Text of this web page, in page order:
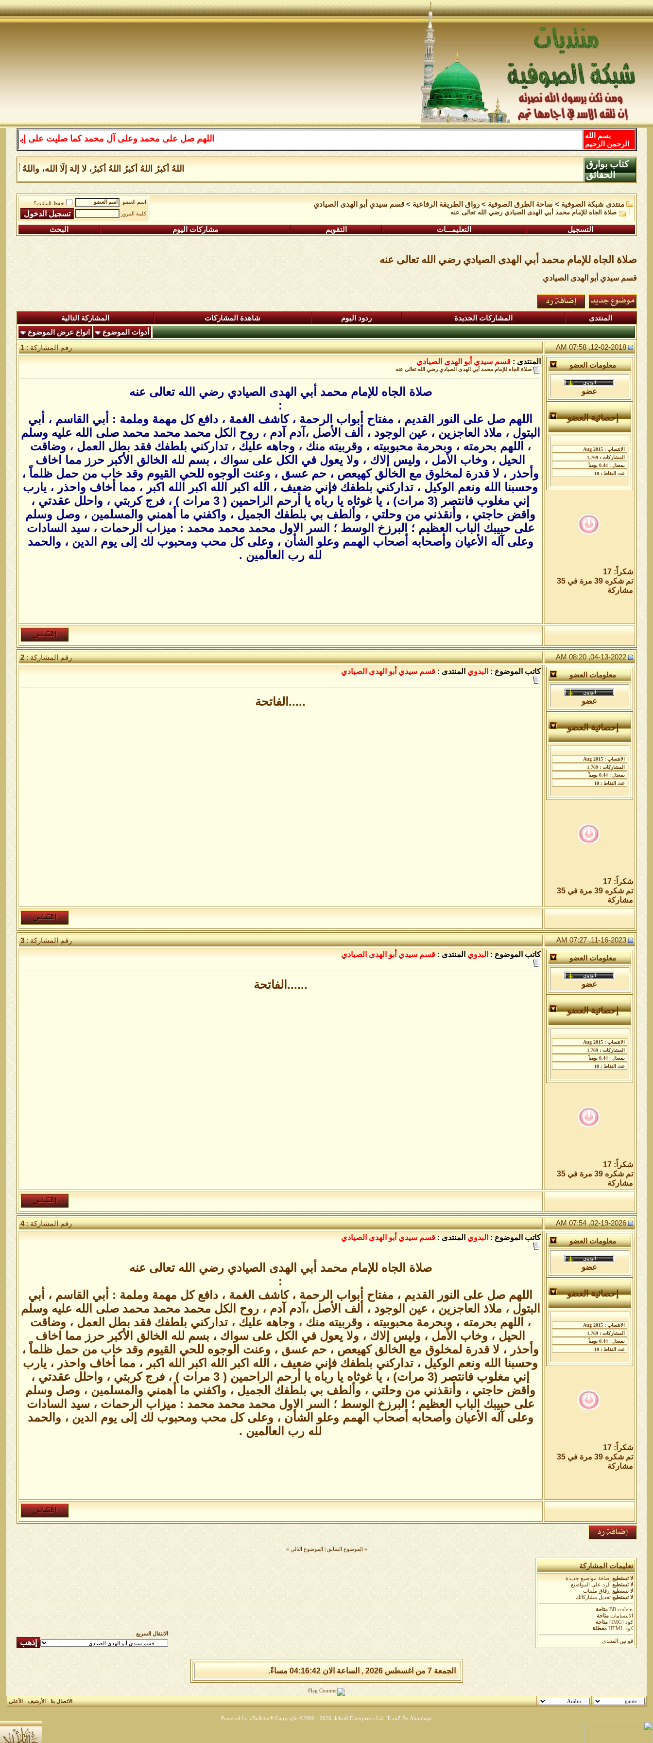
اللهم صل على محمد وعلى آل محمد كما صليت على إبراهيم وعلى
بسم الله
الرحمن الرحيم
اللهُ أكبرُ اللهُ أكبرُ اللهُ أكبرُ، لا إلهَ إلَّا الله، واللهُ
كتاب بوارق
الحقائق
منتدى شبكة الصوفية > ساحة الطرق الصوفية >رواق الطريقة الرفاعية >قسم سيدي أبو الهدى الصيادي
صلاة الجاه للإمام محمد أبي الهدى الصيادي رضي الله تعالى عنه
اسم العضو
حفظ البيانات؟
كلمة المرور
التسجيل التعليمـــات التقويم مشاركات اليوم البحث
صلاة الجاه للإمام محمد أبي الهدى الصيادي رضي الله تعالى عنه
قسم سيدي أبو الهدى الصيادي
المنتدى المشاركات الجديدة ردود اليوم شاهدة المشاركات
المشاركة التالية
أدوات الموضوع
انواع عرض الموضوع
12-02-2018, 07:58 AM
رقم المشاركة :1
معلومات العضو
عضو
إحصائية العضو
شكراً: 17
تم شكره 39 مرة في 35
مشاركة
المنتدى : قسم سيدي أبو الهدى الصيادي
صلاة الجاه للإمام محمد أبي الهدى الصيادي رضي الله تعالى عنه
صلاة الجاه للإمام محمد أبي الهدى الصيادي رضي الله تعالى عنه
:
اللهم صل على النور القديم ، مفتاح أبواب الرحمة ، كاشف الغمة ، دافع كل مهمة وملمة : أبي القاسم ، أبي
البتول ، ملاذ العاجزين ، عين الوجود ، ألف الأصل ،آدم آدم ، روح الكل محمد محمد محمد صلى الله عليه وسلم
، اللهم بحرمته ، وبحرمة محبوبيته ، وقربيته منك ، وجاهه عليك ، تداركني بلطفك فقد بطل العمل ، وضاقت
الحيل ، وخاب الأمل ، وليس إلاك ، ولا يعول في الكل على سواك ، بسم لله الخالق الأكبر حرز مما اخاف
وأحذر ، لا قدرة لمخلوق مع الخالق كهيعص ، حم عسق ، وعنت الوجوه للحي القيوم وقد خاب من حمل ظلماً ،
وحسبنا الله ونعم الوكيل ، تداركني بلطفك فإني ضعيف ، الله اكبر الله اكبر الله اكبر ، مما أخاف واحذر ، يارب
إني مغلوب فانتصر (3 مرات) ، يا غوثاه يا رباه يا أرحم الراحمين ( 3 مرات ) ، فرج كربتي ، واحلل عقدتي ،
واقض حاجتي ، وأنقذني من وحلتي ، وألطف بي بلطفك الجميل ، واكفني ما أهمني والمسلمين ، وصل وسلم
على حبيبك الباب العظيم ؛ البرزخ الوسط ؛ السر الاول محمد محمد محمد : ميزاب الرحمات ، سيد السادات
وعلى آله الأعيان وأصحابه أصحاب الهمم وعلو الشأن ، وعلى كل محب ومحبوب لك إلى يوم الدين ، والحمد
لله رب العالمين .
04-13-2022, 08:20 AM رقم المشاركة :2
معلومات العضو
عضو
إحصائية العضو
شكراً: 17
تم شكره 39 مرة في 35
مشاركة
كاتب الموضوع : البدوي المنتدى : قسم سيدي أبو الهدى الصيادي
.....الفاتحة
11-16-2023, 07:27 AM رقم المشاركة :3
معلومات العضو
عضو
إحصائية العضو
شكراً: 17
تم شكره 39 مرة في 35
مشاركة
كاتب الموضوع : البدوي المنتدى : قسم سيدي أبو الهدى الصيادي
......الفاتحة
02-19-2026, 07:54 AM رقم المشاركة :4
معلومات العضو
عضو
إحصائية العضو
شكراً: 17
تم شكره 39 مرة في 35
مشاركة
كاتب الموضوع : البدوي المنتدى : قسم سيدي أبو الهدى الصيادي
صلاة الجاه للإمام محمد أبي الهدى الصيادي رضي الله تعالى عنه
:
اللهم صل على النور القديم ، مفتاح أبواب الرحمة ، كاشف الغمة ، دافع كل مهمة وملمة : أبي القاسم ، أبي
البتول ، ملاذ العاجزين ، عين الوجود ، ألف الأصل ،آدم آدم ، روح الكل محمد محمد محمد صلى الله عليه وسلم
، اللهم بحرمته ، وبحرمة محبوبيته ، وقربيته منك ، وجاهه عليك ، تداركني بلطفك فقد بطل العمل ، وضاقت
الحيل ، وخاب الأمل ، وليس إلاك ، ولا يعول في الكل على سواك ، بسم لله الخالق الأكبر حرز مما اخاف
وأحذر ، لا قدرة لمخلوق مع الخالق كهيعص ، حم عسق ، وعنت الوجوه للحي القيوم وقد خاب من حمل ظلماً ،
وحسبنا الله ونعم الوكيل ، تداركني بلطفك فإني ضعيف ، الله اكبر الله اكبر الله اكبر ، مما أخاف واحذر ، يارب
إني مغلوب فانتصر (3 مرات) ، يا غوثاه يا رباه يا أرحم الراحمين ( 3 مرات ) ، فرج كربتي ، واحلل عقدتي ،
واقض حاجتي ، وأنقذني من وحلتي ، وألطف بي بلطفك الجميل ، واكفني ما أهمني والمسلمين ، وصل وسلم
على حبيبك الباب العظيم ؛ البرزخ الوسط ؛ السر الاول محمد محمد محمد : ميزاب الرحمات ، سيد السادات
وعلى آله الأعيان وأصحابه أصحاب الهمم وعلو الشأن ، وعلى كل محب ومحبوب لك إلى يوم الدين ، والحمد
لله رب العالمين .
« الموضوع السابق الموضوع التالي »
تعليمات المشاركة
لا تستطيع
إضافة مواضيع جديدة
لا تستطيع
الرد على المواضيع
لا تستطيع
إرفاق ملفات
لا تستطيع تعديل مشاركاتك
BB codeis
متاحة
الابتسامات متاحة
كود [IMG]
متاحة
كود HTML
معطلة
قوانين المنتدى
الانتقال السريع
الجمعة 7 من اغسطس 2026 , الساعة الان 04:16:43 مساءً.
الاتصال بنا-الأرشيف-الأعلى
Powered by vBulletin® Copyright ©2000 - 2026, Jelsoft Enterprises Ltd. TranZ By Almuhajir